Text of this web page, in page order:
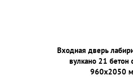
Входная дверь
вулкано 21 бетон
960х2050